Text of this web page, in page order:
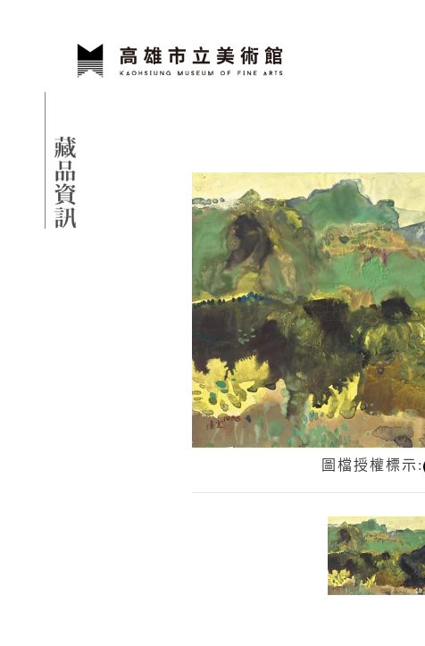
高雄市立美術館
網頁導覽
:::
圖檔授權標示: